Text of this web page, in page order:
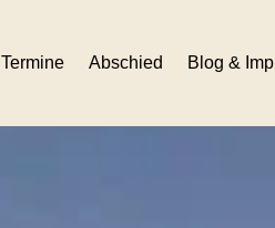
Termine Abschied Blog &